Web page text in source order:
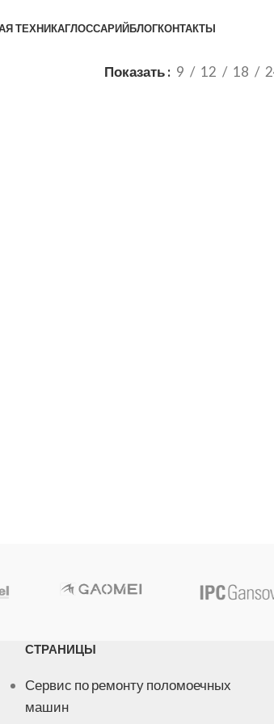
ТЕХНИКАГЛОССАРИЙБЛОГКОНТАКТЫ
Показать 9 12 18
СТРАНИЦЫ
Сервис по ремонту поломоечных
машин